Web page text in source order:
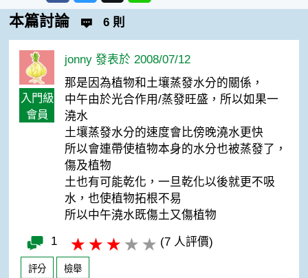
本篇討論 6 則
入門級
會員
jonny 發表於 2008/07/12
那是因為植物和土壤蒸發水分的關係，
中午由於光合作用/蒸發旺盛，所以如果一
澆水
土壤蒸發水分的速度會比傍晚澆水更快
所以會連帶使植物本身的水分也被蒸發了，
傷及植物
土也有可能乾化，一旦乾化以後就更不吸
水，也使植物拓根不易
所以中午澆水既傷土又傷植物
1 (7 人評價)
評分 檢舉